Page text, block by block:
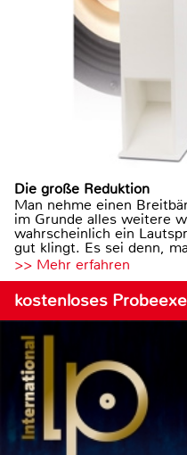
Die große Reduktion
Man nehme einen
im Grunde alles weitere
wahrscheinlich ein
gut klingt. Es sei denn,
>> Mehr erfahren
kostenloses